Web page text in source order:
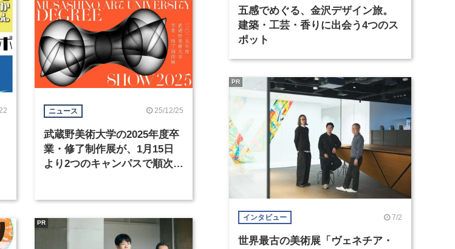
ニュース 25/12/25
武蔵野美術大学の2025年度卒
業・修了制作展が、1月15日
より2つのキャンパスで順次開
PR
五感でめぐる、金沢デザイン旅。
建築・工芸・香りに出会う4つのス
ポット
インタビュー 7/2
世界最古の美術展「ヴェネチア・
PR